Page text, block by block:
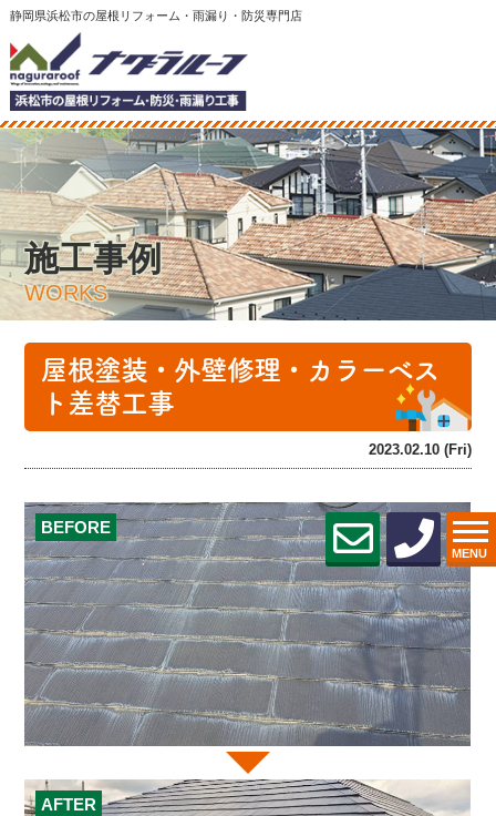
静岡県浜松市の屋根リフォーム・雨漏り・防災専門店
MENU
施工事例
WORKS
屋根塗装・外壁修理・カラーベス
ト差替工事
2023.02.10 (Fri)
BEFORE
AFTER